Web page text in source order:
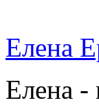
Елена
Елена -